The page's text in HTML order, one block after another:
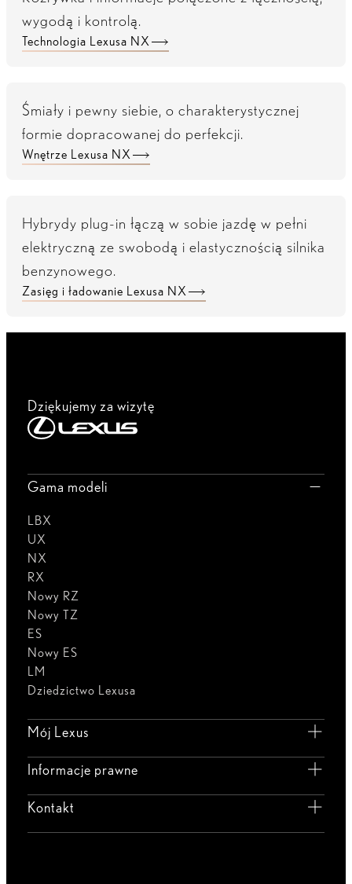
wygodą i kontrolą.
Technologia Lexusa NX
Śmiały i pewny siebie, o charakterystycznej
formie dopracowanej do perfekcji.
Wnętrze Lexusa NX
Hybrydy plug-in łączą w sobie jazdę w pełni
elektryczną ze swobodą i elastycznością silnika
benzynowego.
Zasięg i ładowanie Lexusa NX
Dziękujemy za wizytę
Gama modeli
LBX
UX
NX
RX
Nowy RZ
Nowy TZ
ES
Nowy ES
LM
Dziedzictwo Lexusa
Mój Lexus
Informacje prawne
Kontakt